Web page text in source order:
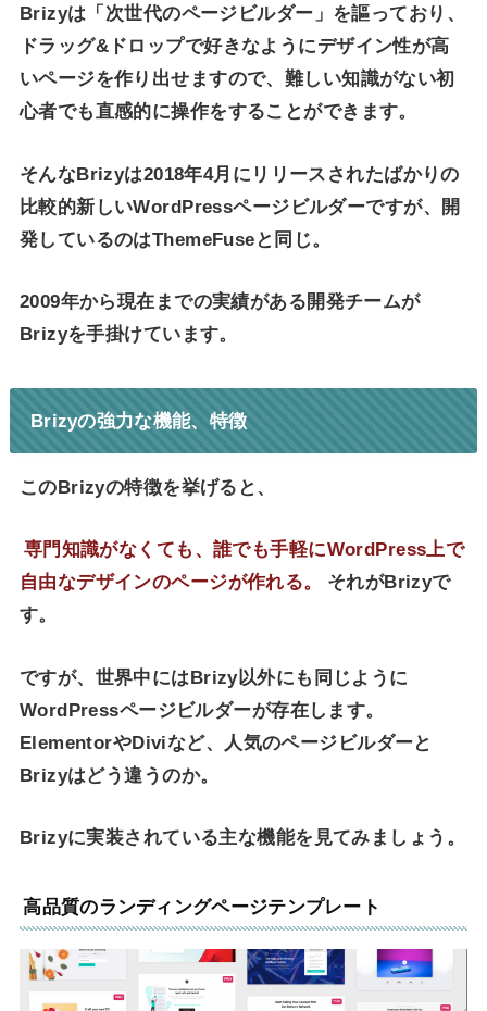
Brizyは「次世代のページビルダー」を謳っており、
ドラッグ&ドロップで好きなようにデザイン性が高
いページを作り出せますので、難しい知識がない初
心者でも直感的に操作をすることができます。
そんなBrizyは2018年4月にリリースされたばかりの
比較的新しいWordPressページビルダーですが、開
発しているのはThemeFuseと同じ。
2009年から現在までの実績がある開発チームが
Brizyを手掛けています。
Brizyの強力な機能、特徴
このBrizyの特徴を挙げると、
専門知識がなくても、誰でも手軽にWordPress上で
自由なデザインのページが作れる。
それがBrizyで
す。
ですが、世界中にはBrizy以外にも同じように
WordPressページビルダーが存在します。
ElementorやDiviなど、人気のページビルダーと
Brizyはどう違うのか。
Brizyに実装されている主な機能を見てみましょう。
高品質のランディングページテンプレート